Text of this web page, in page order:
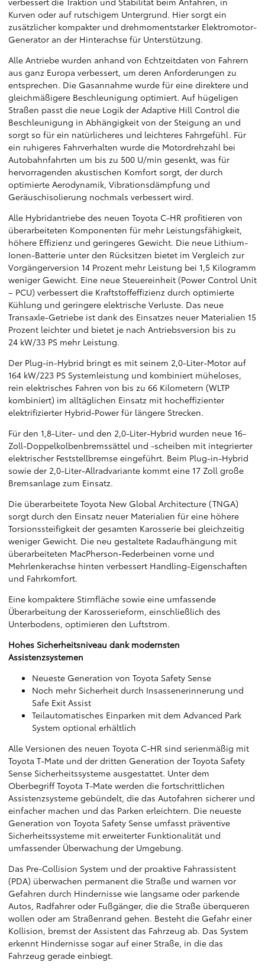
Kurven oder auf rutschigem Untergrund. Hier sorgt ein
zusätzlicher kompakter und drehmomentstarker Elektromotor-
Generator an der Hinterachse für Unterstützung.
Alle Antriebe wurden anhand von Echtzeitdaten von Fahrern
aus ganz Europa verbessert, um deren Anforderungen zu
entsprechen. Die Gasannahme wurde für eine direktere und
gleichmäßigere Beschleunigung optimiert. Auf hügeligen
Straßen passt die neue Logik der Adaptive Hill Control die
Beschleunigung in Abhängigkeit von der Steigung an und
sorgt so für ein natürlicheres und leichteres Fahrgefühl. Für
ein ruhigeres Fahrverhalten wurde die Motordrehzahl bei
Autobahnfahrten um bis zu 500 U/min gesenkt, was für
hervorragenden akustischen Komfort sorgt, der durch
optimierte Aerodynamik, Vibrationsdämpfung und
Geräuschisolierung nochmals verbessert wird.
Alle Hybridantriebe des neuen Toyota C-HR profitieren von
überarbeiteten Komponenten für mehr Leistungsfähigkeit,
höhere Effizienz und geringeres Gewicht. Die neue Lithium-
Ionen-Batterie unter den Rücksitzen bietet im Vergleich zur
Vorgängerversion 14 Prozent mehr Leistung bei 1,5 Kilogramm
weniger Gewicht. Eine neue Steuereinheit (Power Control Unit
– PCU) verbessert die Kraftstoffeffizienz durch optimierte
Kühlung und geringere elektrische Verluste. Das neue
Transaxle-Getriebe ist dank des Einsatzes neuer Materialien 15
Prozent leichter und bietet je nach Antriebsversion bis zu
24 kW/33 PS mehr Leistung.
Der Plug-in-Hybrid bringt es mit seinem 2,0-Liter-Motor auf
164 kW/223 PS Systemleistung und kombiniert müheloses,
rein elektrisches Fahren von bis zu 66 Kilometern (WLTP
kombiniert) im alltäglichen Einsatz mit hocheffizienter
elektrifizierter Hybrid-Power für längere Strecken.
Für den 1,8-Liter- und den 2,0-Liter-Hybrid wurden neue 16-
Zoll-Doppelkolbenbremssättel und -scheiben mit integrierter
elektrischer Feststellbremse eingeführt. Beim Plug-in-Hybrid
sowie der 2,0-Liter-Allradvariante kommt eine 17 Zoll große
Bremsanlage zum Einsatz.
Die überarbeitete Toyota New Global Architecture (TNGA)
sorgt durch den Einsatz neuer Materialien für eine höhere
Torsionssteifigkeit der gesamten Karosserie bei gleichzeitig
weniger Gewicht. Die neu gestaltete Radaufhängung mit
überarbeiteten MacPherson-Federbeinen vorne und
Mehrlenkerachse hinten verbessert Handling-Eigenschaften
und Fahrkomfort.
Eine kompaktere Stirnfläche sowie eine umfassende
Überarbeitung der Karosserieform, einschließlich des
Unterbodens, optimieren den Luftstrom.
Hohes Sicherheitsniveau dank modernsten
Assistenzsystemen
Neueste Generation von Toyota Safety Sense
Noch mehr Sicherheit durch Insassenerinnerung und
Safe Exit Assist
Teilautomatisches Einparken mit dem Advanced Park
System optional erhältlich
Alle Versionen des neuen Toyota C-HR sind serienmäßig mit
Toyota T-Mate und der dritten Generation der Toyota Safety
Sense Sicherheitssysteme ausgestattet. Unter dem
Oberbegriff Toyota T-Mate werden die fortschrittlichen
Assistenzsysteme gebündelt, die das Autofahren sicherer und
einfacher machen und das Parken erleichtern. Die neueste
Generation von Toyota Safety Sense umfasst präventive
Sicherheitssysteme mit erweiterter Funktionalität und
umfassender Überwachung der Umgebung.
Das Pre-Collision System und der proaktive Fahrassistent
(PDA) überwachen permanent die Straße und warnen vor
Gefahren durch Hindernisse wie langsame oder parkende
Autos, Radfahrer oder Fußgänger, die die Straße überqueren
wollen oder am Straßenrand gehen. Besteht die Gefahr einer
Kollision, bremst der Assistent das Fahrzeug ab. Das System
erkennt Hindernisse sogar auf einer Straße, in die das
Fahrzeug gerade einbiegt.